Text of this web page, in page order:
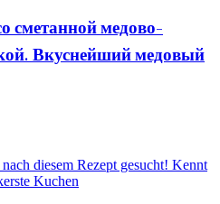
сметанной медово-
Вкуснейший медовый